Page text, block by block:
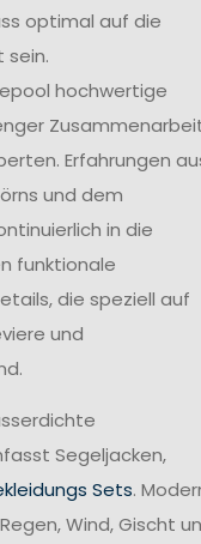
optimal auf die
sein.
hochwertige
Erfahrungen
und dem
in die
funktionale
die speziell auf
und
Segeljacken,
Sets.
Wind, Gischt